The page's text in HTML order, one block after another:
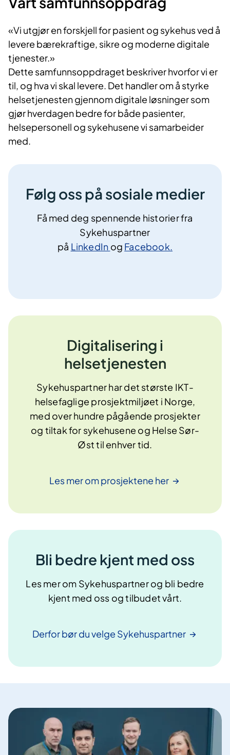
«Vi utgjør en forskjell for pasient og sykehus ved å
levere bærekraftige, sikre og moderne digitale
tjenester.»
Dette samfunnsoppdraget beskriver hvorfor vi er
til, og hva vi skal levere. Det handler om å styrke
helsetjenesten gjennom digitale løsninger som
gjør hverdagen bedre for både pasienter,
helsepersonell og sykehusene vi samarbeider
med.
Følg oss på sosiale medier
Få med deg spennende historier fra
Sykehuspartner
på LinkedIn og Facebook.
Digitalisering i
helsetjenesten
Sykehuspartner har det største IKT-
helsefaglige prosjektmiljøet i Norge,
med over hundre pågående prosjekter
og tiltak for sykehusene og Helse Sør-
Øst til enhver tid.
Les mer om prosjektene her
Bli bedre kjent med oss
Les mer om Sykehuspartner og bli bedre
kjent med oss og tilbudet vårt.
Derfor bør du velge Sykehuspartner